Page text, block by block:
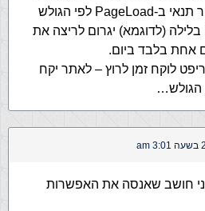
של גולשים לאתר – ליצור תנאי ב-PageLoad לפי הגולש
הראשון שיכנס אחרי 12 בלילה (לדוגמא) יגרום לריצה את
אחת בלבד ביום.
לוקח זמן לרוץ – לאתר יקח
הגולש…
חושב שאנסה את האפשרות